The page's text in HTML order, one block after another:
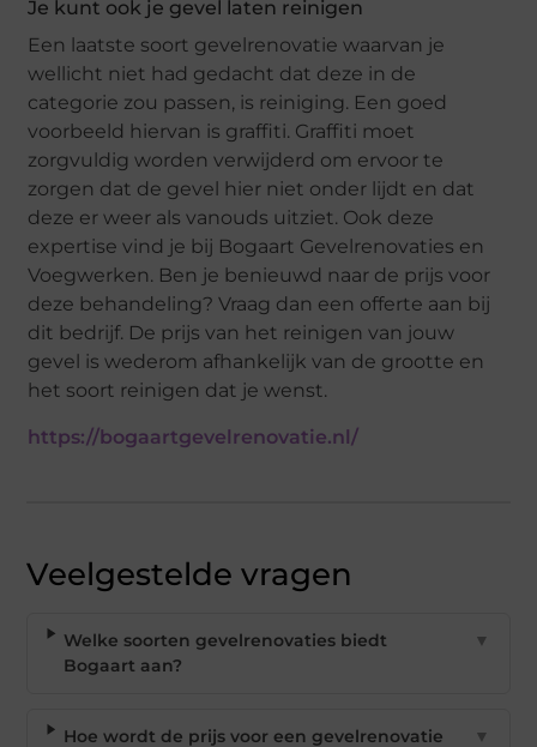
Je kunt ook je gevel laten reinigen
Een laatste soort gevelrenovatie waarvan je
wellicht niet had gedacht dat deze in de
categorie zou passen, is reiniging. Een goed
voorbeeld hiervan is graffiti. Graffiti moet
zorgvuldig worden verwijderd om ervoor te
zorgen dat de gevel hier niet onder lijdt en dat
deze er weer als vanouds uitziet. Ook deze
expertise vind je bij Bogaart Gevelrenovaties en
Voegwerken. Ben je benieuwd naar de prijs voor
deze behandeling? Vraag dan een offerte aan bij
dit bedrijf. De prijs van het reinigen van jouw
gevel is wederom afhankelijk van de grootte en
het soort reinigen dat je wenst.
https://bogaartgevelrenovatie.nl/
Veelgestelde vragen
Welke soorten gevelrenovaties biedt
Bogaart aan?
▼
Hoe wordt de prijs voor een gevelrenovatie ▼